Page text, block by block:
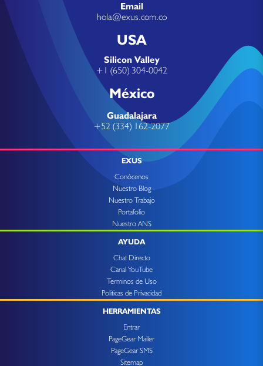
Email
hola@exus.com.co
USA
Silicon Valley
+1 (650) 304-0042
México
Guadalajara
+52 (334) 162-2077
EXUS
Conócenos
Nuestro Blog
Nuestro Trabajo
Portafolio
Nuestro ANS
AYUDA
Chat Directo
Canal YouTube
Terminos de Uso
Politicas de Privacidad
HERRAMIENTAS
Entrar
PageGear Mailer
PageGear SMS
Sitemap